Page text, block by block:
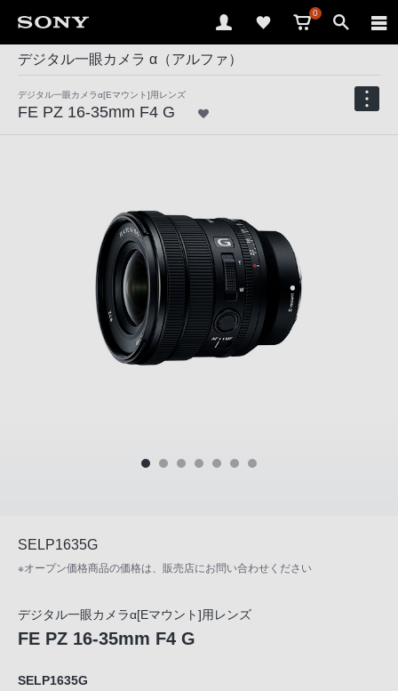
0
デジタル一眼カメラ α（アルファ）
デジタル一眼カメラα[Eマウント]用レンズ
FE PZ 16-35mm F4 G
SELP1635G
※オープン価格商品の価格は、販売店にお問い合わせください
デジタル一眼カメラα[Eマウント]用レンズ
FE PZ 16-35mm F4 G
SELP1635G